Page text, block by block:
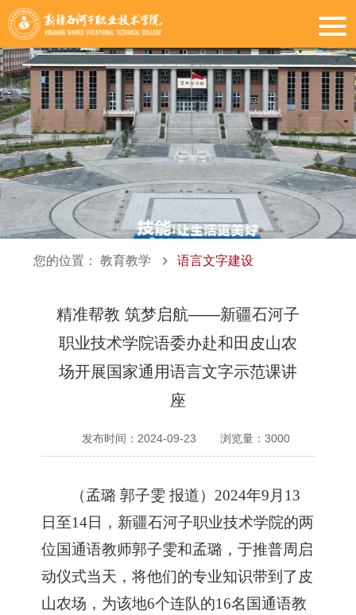
您的位置： 教育教学 语言文字建设
精准帮教 筑梦启航——新疆石河子
职业技术学院语委办赴和田皮山农
场开展国家通用语言文字示范课讲
座
发布时间：2024-09-23 浏览量： 3000
（孟璐 郭子雯 报道） 2024年9月13
日至14日 ，新疆石河子职业技术学院的两
位国通语教师郭子雯和孟璐 ， 于推普周 启
动仪式当天， 将他们的专业知识带到了皮
山农场 ， 为该地6个连队的16名国通语教